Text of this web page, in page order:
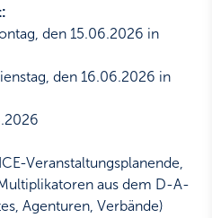
den 15.06.2026 in
den 16.06.2026 in
Veranstaltungsplanende,
aus dem D-A-
Agenturen, Verbände)